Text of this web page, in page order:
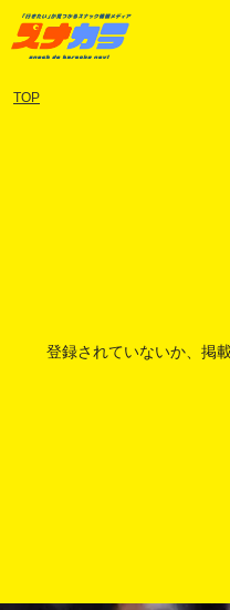
TOP
登録されていないか、掲